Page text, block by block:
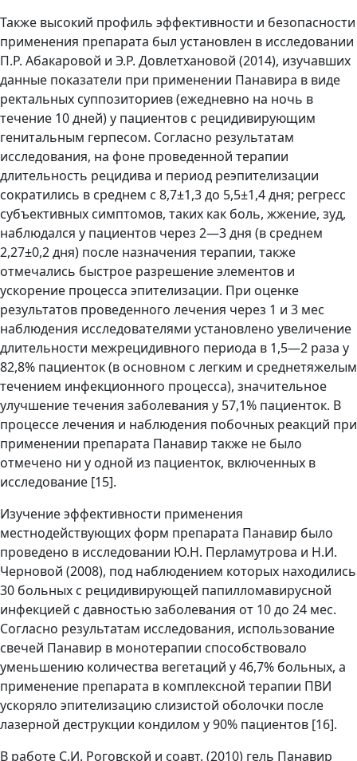
Также высокий профиль эффективности и безопасности
применения препарата был установлен в исследовании
П.Р. Абакаровой и Э.Р. Довлетхановой (2014), изучавших
данные показатели при применении Панавира в виде
ректальных суппозиториев (ежедневно на ночь в
течение 10 дней) у пациентов с рецидивирующим
генитальным герпесом. Согласно результатам
исследования, на фоне проведенной терапии
длительность рецидива и период реэпителизации
сократились в среднем с 8,7±1,3 до 5,5±1,4 дня; регресс
субъективных симптомов, таких как боль, жжение, зуд,
наблюдался у пациентов через 2—3 дня (в среднем
2,27±0,2 дня) после назначения терапии, также
отмечались быстрое разрешение элементов и
ускорение процесса эпителизации. При оценке
результатов проведенного лечения через 1 и 3 мес
наблюдения исследователями установлено увеличение
длительности межрецидивного периода в 1,5—2 раза у
82,8% пациенток (в основном с легким и среднетяжелым
течением инфекционного процесса), значительное
улучшение течения заболевания у 57,1% пациенток. В
процессе лечения и наблюдения побочных реакций при
применении препарата Панавир также не было
отмечено ни у одной из пациенток, включенных в
исследование [15].
Изучение эффективности применения
местнодействующих форм препарата Панавир было
проведено в исследовании Ю.Н. Перламутрова и Н.И.
Черновой (2008), под наблюдением которых находились
30 больных с рецидивирующей папилломавирусной
инфекцией с давностью заболевания от 10 до 24 мес.
Согласно результатам исследования, использование
свечей Панавир в монотерапии способствовало
уменьшению количества вегетаций у 46,7% больных, а
применение препарата в комплексной терапии ПВИ
ускоряло эпителизацию слизистой оболочки после
лазерной деструкции кондилом у 90% пациентов [16].
В работе С.И. Роговской и соавт. (2010) гель Панавир